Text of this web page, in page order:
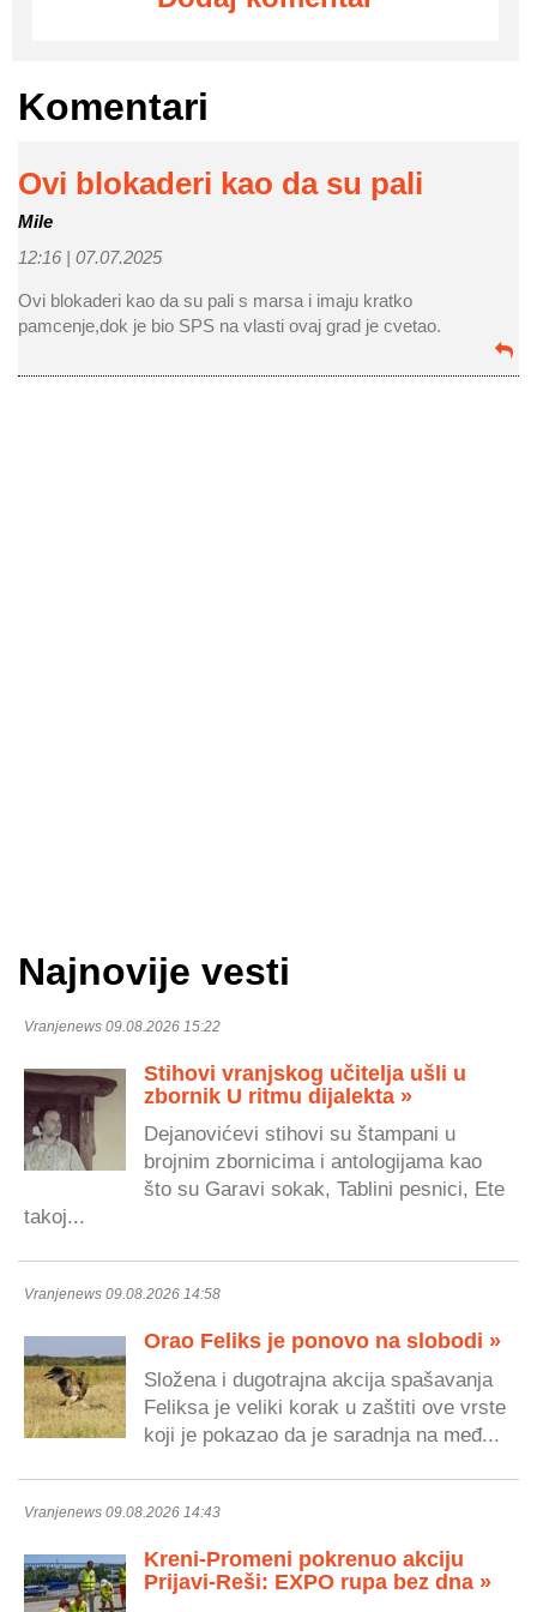
Komentari
Ovi blokaderi kao da su pali
Mile
12:16 | 07.07.2025
Ovi blokaderi kao da su pali s marsa i imaju kratko
pamcenje,dok je bio SPS na vlasti ovaj grad je cvetao.
Najnovije vesti
Vranjenews 09.08.2026 15:22
Stihovi vranjskog učitelja ušli u
zbornik U ritmu dijalekta »
Dejanovićevi stihovi su štampani u
brojnim zbornicima i antologijama kao
što su Garavi sokak, Tablini pesnici, Ete
takoj...
Vranjenews 09.08.2026 14:58
Orao Feliks je ponovo na slobodi »
Složena i dugotrajna akcija spašavanja
Feliksa je veliki korak u zaštiti ove vrste
koji je pokazao da je saradnja na međ...
Vranjenews 09.08.2026 14:43
Kreni-Promeni pokrenuo akciju
Prijavi-Reši: EXPO rupa bez dna »